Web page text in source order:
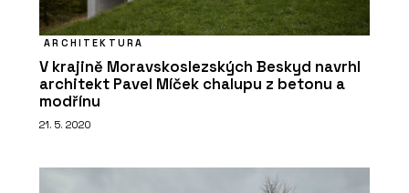
ARCHITEKTURA
V krajině Moravskoslezských Beskyd navrhl
architekt Pavel Míček chalupu z betonu a
modřínu
21. 5. 2020